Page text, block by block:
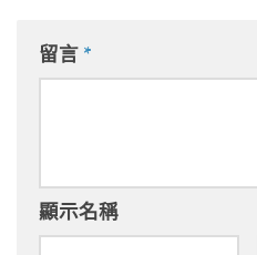
留言 *
顯示名稱